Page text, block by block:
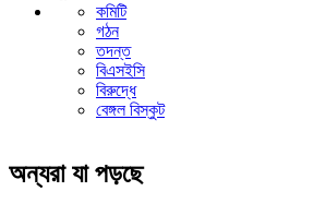
কমিটি
গঠন
তদন্ত
বিএসইসি
বিরুদ্ধে
বেঙ্গল বিস্কুট
অন্যরা যা পড়ছে